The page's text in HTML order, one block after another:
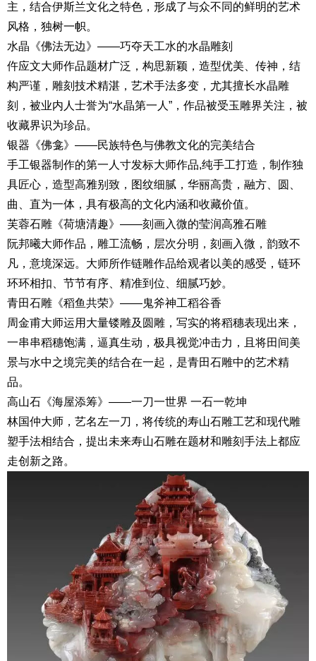
主，结合伊斯兰文化之特色，形成了与众不同的鲜明的艺术
风格，独树一帜。
水晶《佛法无边》——巧夺天工水的水晶雕刻
仵应文大师作品题材广泛，构思新颖，造型优美、传神，结
构严谨，雕刻技术精湛，艺术手法多变，尤其擅长水晶雕
刻，被业内人士誉为“水晶第一人”，作品被受玉雕界关注，被
收藏界识为珍品。
银器《佛龛》——民族特色与佛教文化的完美结合
手工银器制作的第一人寸发标大师作品,纯手工打造，制作独
具匠心，造型高雅别致，图纹细腻，华丽高贵，融方、圆、
曲、直为一体，具有极高的文化内涵和收藏价值。
芙蓉石雕《荷塘清趣》——刻画入微的莹润高雅石雕
阮邦曦大师作品，雕工流畅，层次分明，刻画入微，韵致不
凡，意境深远。大师所作链雕作品给观者以美的感受，链环
环环相扣、节节有序、精准到位、细腻巧妙。
青田石雕《稻鱼共荣》——鬼斧神工稻谷香
周金甫大师运用大量镂雕及圆雕，写实的将稻穗表现出来，
一串串稻穗饱满，逼真生动，极具视觉冲击力，且将田间美
景与水中之境完美的结合在一起，是青田石雕中的艺术精
品。
高山石《海屋添筹》——一刀一世界 一石一乾坤
林国仲大师，艺名左一刀，将传统的寿山石雕工艺和现代雕
塑手法相结合，提出未来寿山石雕在题材和雕刻手法上都应
走创新之路。